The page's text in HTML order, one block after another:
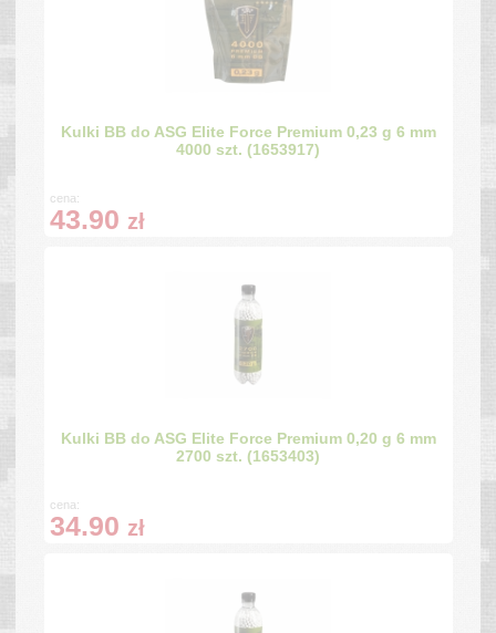
Kulki BB do ASG Elite Force Premium 0,23 g 6 mm
4000 szt. (1653917)
cena:
43.90 zł
Kulki BB do ASG Elite Force Premium 0,20 g 6 mm
2700 szt. (1653403)
cena:
34.90 zł